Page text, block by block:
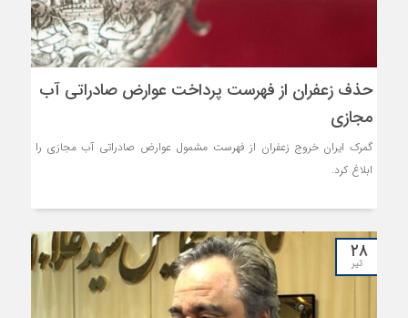
حذف زعفران از فهرست پرداخت عوارض صادراتی آب
مجازی
گمرک ایران خروج زعفران از فهرست مشمول عوارض صادراتی آب مجازی را
ابلاغ کرد.
۲۸
تیر